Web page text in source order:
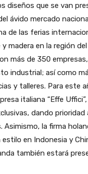
diseños que se van
ávido mercado
de las ferias
madera en la región
más de 350
industrial; así como
y talleres. Para este
italiana “Effe
dando
la firma
en Indonesia y
también estará